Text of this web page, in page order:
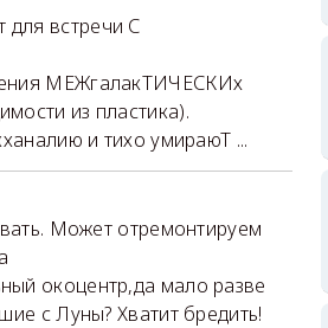
встречи С
МЕЖгалакТИЧЕСКИх
из пластика).
и тихо умираюТ ...
Может отремонтируем
окоцентр,да мало разве
с Луны? Хватит бредить!